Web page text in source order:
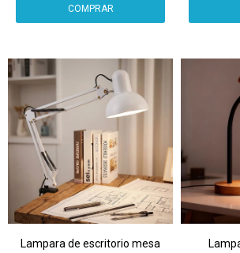
Lampara de escritorio mesa